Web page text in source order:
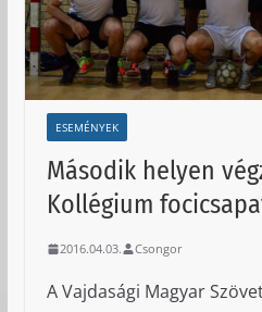
ESEMÉNYEK
Második helyen
Kollégium
2016.04.03. Csongor
A Vajdasági Magyar